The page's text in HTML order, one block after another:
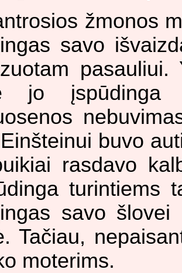
žmonos
savo
pasauliui.
jo įspūdinga
buvo
rasdavo
turintiems
savo
Tačiau,
moterims.